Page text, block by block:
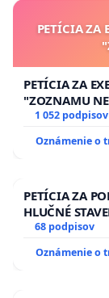
PETÍCIA ZA
PETÍCIA ZA
"ZOZNAMU
1 052 podpisov
Oznámenie o
PETÍCIA ZA
HLUČNÉ
13.00 HOD.,
HOD. A
68 podpisov
Oznámenie o